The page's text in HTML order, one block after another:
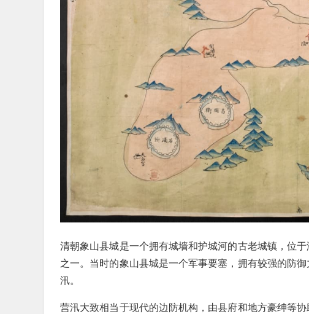
清朝象山县城是一个拥有城墙和护城河的古老城镇，位
之一。当时的象山县城是一个军事要塞，拥有较强的防
汛。
营汛大致相当于现代的边防机构，由县府和地方豪绅等